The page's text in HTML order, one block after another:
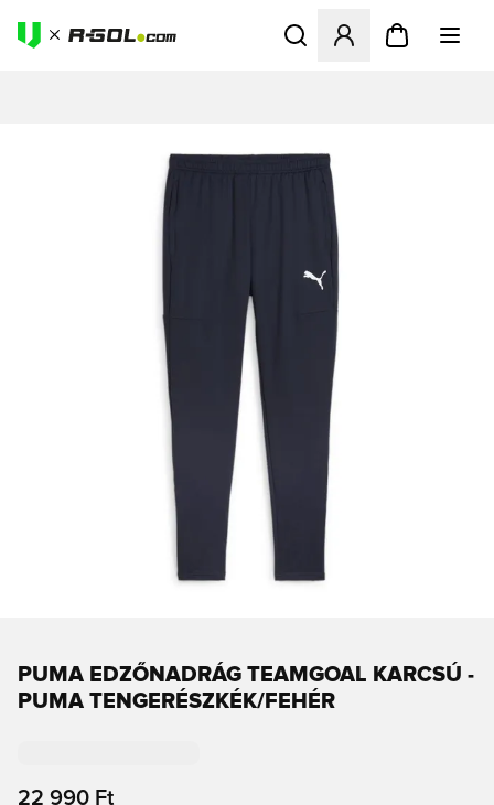
Megnyit egy modált a
PUMA EDZŐNADRÁG TEAMGOAL KARCSÚ -
PUMA TENGERÉSZKÉK/FEHÉR
22 990 Ft